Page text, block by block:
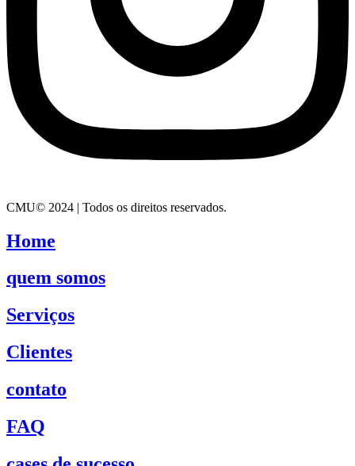
CMU© 2024 | Todos os direitos reservados.
Home
quem somos
Serviços
Clientes
contato
FAQ